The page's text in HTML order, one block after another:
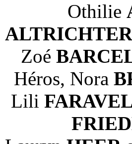
Othilie
ALTRICHTER
Zoé
Héros, Nora
Lili